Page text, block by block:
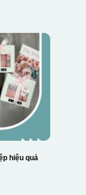
hiệu quả